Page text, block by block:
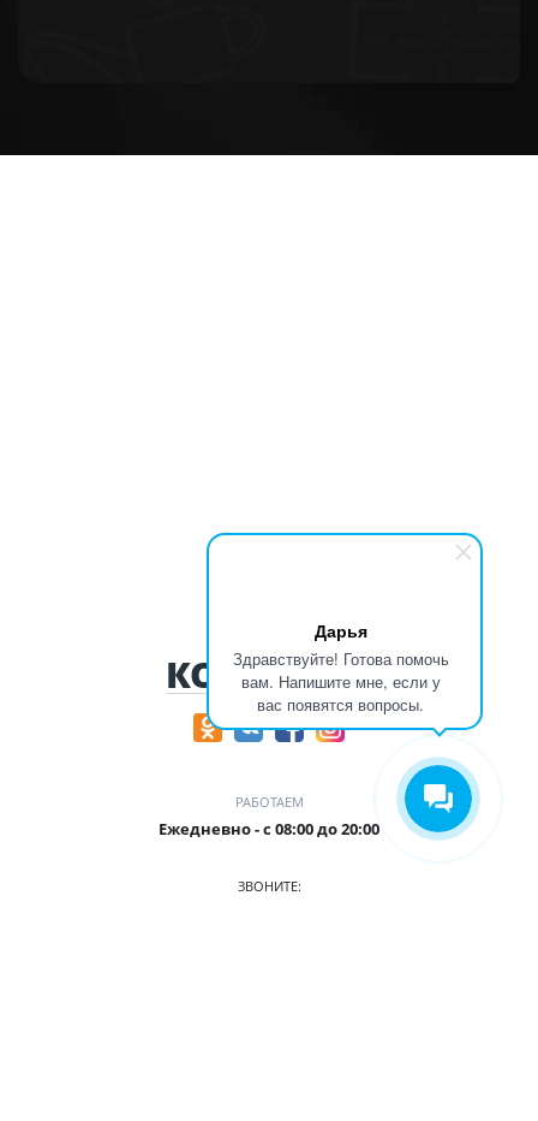
Дарья
Здравствуйте! Готова помочь
вам. Напишите мне, если у
вас появятся вопросы.
КОНТАКТЫ
РАБОТАЕМ
Ежедневно - с 08:00 до 20:00
ЗВОНИТЕ: